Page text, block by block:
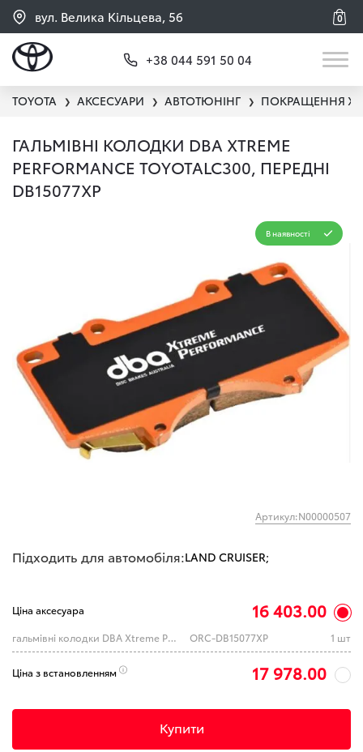
вул. Велика Кільцева, 56 0
+38 044 591 50 04
TOYOTA ❯ АКСЕСУАРИ ❯ АВТОТЮНІНГ ❯ ПОКРАЩЕННЯ
ГАЛЬМІВНІ КОЛОДКИ DBA XTREME
PERFORMANCE TOYOTALC300, ПЕРЕДНI
DB15077XP
В наявності
Артикул:N00000507
Підходить для автомобіля:LAND CRUISER;
Ціна аксесуара 16 403.00
гальмівні колодки DBA Xtreme Performance ToyotaLC300, переднi DB15077XP ORC-DB15077XP 1 шт
Ціна з встановленням 17 978.00
Купити